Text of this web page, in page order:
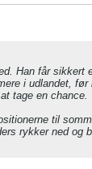
Han får
i udlandet,
tage en chance.
til
rykker ned